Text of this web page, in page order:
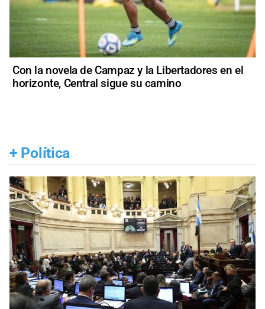
Con la novela de Campaz y la Libertadores en el
horizonte, Central sigue su camino
+ Política